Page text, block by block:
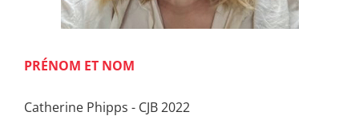
PRÉNOM ET NOM
Catherine Phipps - CJB 2022